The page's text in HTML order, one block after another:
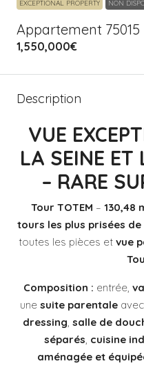
EXCEPTIONAL PROPERTY NON
Appartement 75015
1,550,000€
Description
VUE
LA SEINE ET
– RARE
Tour TOTEM – 130,48
tours les plus prisées de
toutes les pièces et vue
Composition : entrée,
une suite parentale avec
dressing salle de
séparés cuisine
aménagée et